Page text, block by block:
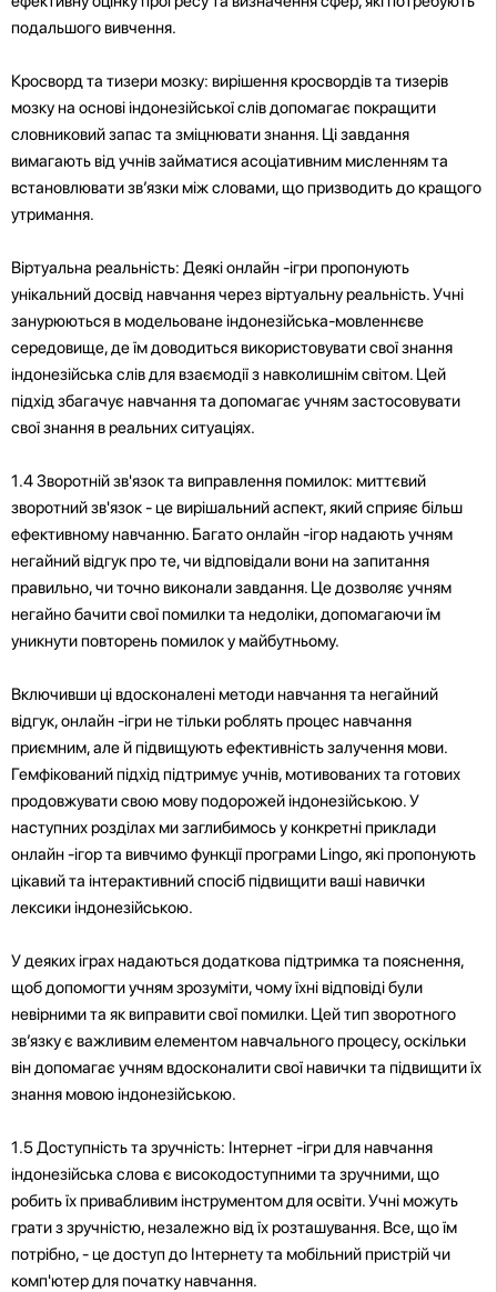
подальшого вивчення.
Кросворд та тизери мозку: вирішення кросвордів та тизерів
мозку на основі індонезійської слів допомагає покращити
словниковий запас та зміцнювати знання. Ці завдання
вимагають від учнів займатися асоціативним мисленням та
встановлювати зв’язки між словами, що призводить до кращого
утримання.
Віртуальна реальність: Деякі онлайн -ігри пропонують
унікальний досвід навчання через віртуальну реальність. Учні
занурюються в модельоване індонезійська-мовленнєве
середовище, де їм доводиться використовувати свої знання
індонезійська слів для взаємодії з навколишнім світом. Цей
підхід збагачує навчання та допомагає учням застосовувати
свої знання в реальних ситуаціях.
1.4 Зворотній зв'язок та виправлення помилок: миттєвий
зворотний зв'язок - це вирішальний аспект, який сприяє більш
ефективному навчанню. Багато онлайн -ігор надають учням
негайний відгук про те, чи відповідали вони на запитання
правильно, чи точно виконали завдання. Це дозволяє учням
негайно бачити свої помилки та недоліки, допомагаючи їм
уникнути повторень помилок у майбутньому.
Включивши ці вдосконалені методи навчання та негайний
відгук, онлайн -ігри не тільки роблять процес навчання
приємним, але й підвищують ефективність залучення мови.
Гемфікований підхід підтримує учнів, мотивованих та готових
продовжувати свою мову подорожей індонезійською. У
наступних розділах ми заглибимось у конкретні приклади
онлайн -ігор та вивчимо функції програми Lingo, які пропонують
цікавий та інтерактивний спосіб підвищити ваші навички
лексики індонезійською.
У деяких іграх надаються додаткова підтримка та пояснення,
щоб допомогти учням зрозуміти, чому їхні відповіді були
невірними та як виправити свої помилки. Цей тип зворотного
зв’язку є важливим елементом навчального процесу, оскільки
він допомагає учням вдосконалити свої навички та підвищити їх
знання мовою індонезійською.
1.5 Доступність та зручність: Інтернет -ігри для навчання
індонезійська слова є високодоступними та зручними, що
робить їх привабливим інструментом для освіти. Учні можуть
грати з зручністю, незалежно від їх розташування. Все, що їм
потрібно, - це доступ до Інтернету та мобільний пристрій чи
комп'ютер для початку навчання.